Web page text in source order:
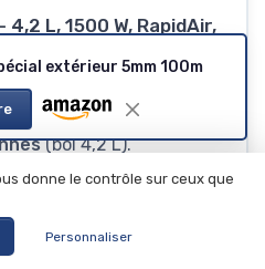
L, 1500 W, RapidAir,
avec
(bol 4,2 L).
écran tactile.
RapidAir ＋ 13 modes
extérieur 5mm 100m
donne le contrôle sur ceux que
Personnaliser